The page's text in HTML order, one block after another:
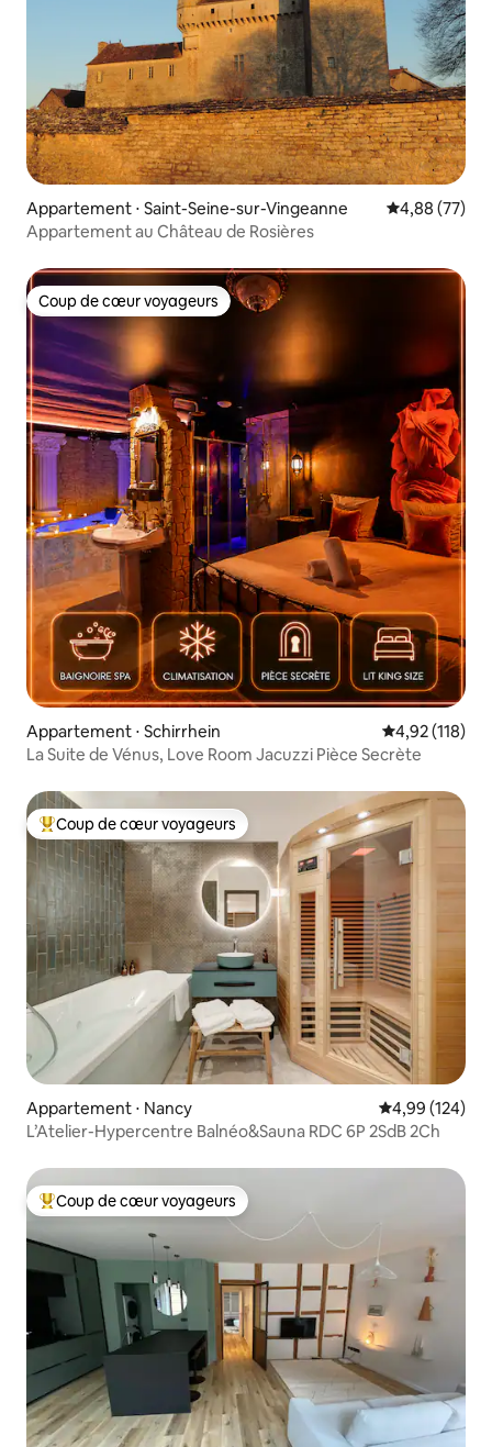
Appartement ⋅ Saint-Seine-sur-Vingeanne Évaluation
4,88 (77)
Appartement au Château de Rosières
Coup de cœur voyageurs
Coup de cœur voyageurs
Appartement ⋅ Schirrhein Évaluation
4,92 (118)
La Suite de Vénus, Love Room Jacuzzi Pièce Secrète
Coups de cœur voyageurs les plus appréciés
Coup de cœur voyageurs
Appartement ⋅ Nancy Évaluation
4,99 (124)
L’Atelier-Hypercentre Balnéo&Sauna RDC 6P 2SdB 2Ch
Coups de cœur voyageurs les plus appréciés
Coup de cœur voyageurs